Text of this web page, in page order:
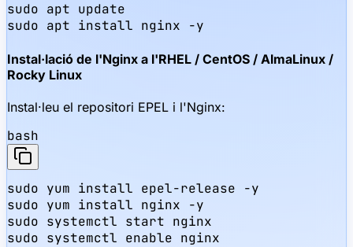
sudo apt update
sudo apt install nginx -y
Instal·lació de l'Nginx a l'RHEL / CentOS / AlmaLinux /
Rocky Linux
Instal·leu el repositori EPEL i l'Nginx:
bash
sudo yum install epel-release -y
sudo yum install nginx -y
sudo systemctl start nginx
sudo systemctl enable nginx